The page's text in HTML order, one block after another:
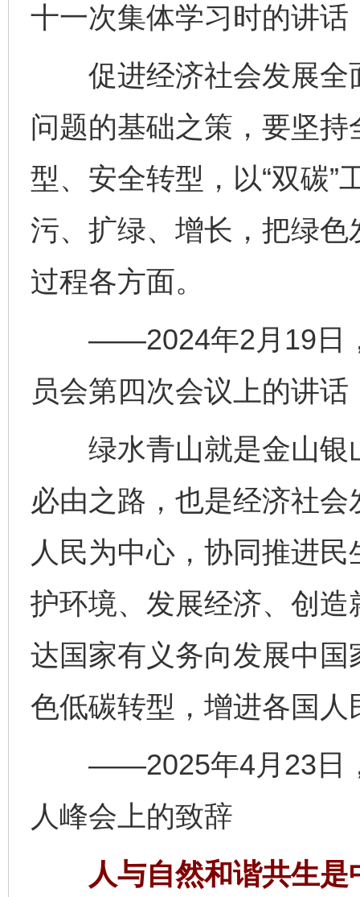
十一次集体学习时的讲话
促进经济社会发展全
问题的基础之策，要坚
型、安全转型，以“双碳”
污、扩绿、增长，把绿
过程各方面。
——2024年2月19日，
员会第四次会议上的讲话
绿水青山就是金山银
必由之路，也是经济社
人民为中心，协同推进
护环境、发展经济、创
达国家有义务向发展中
色低碳转型，增进各国
——2025年4月23日，
人峰会上的致辞
人与自然和谐共生是